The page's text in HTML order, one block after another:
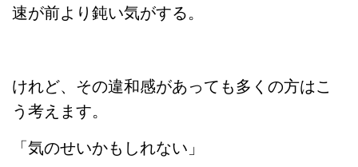
速が前より鈍い気がする。
けれど、その違和感があっても多くの方はこ
う考えます。
「気のせいかもしれない」